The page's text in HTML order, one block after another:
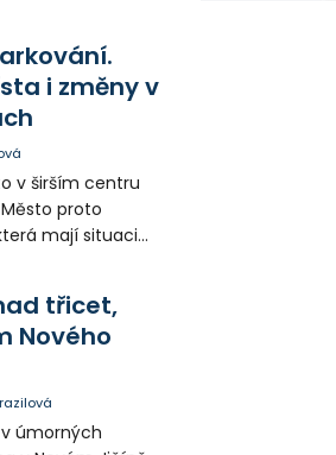
i změny v
v širším centru
proto
mají situaci
třicet,
Nového
úmorných